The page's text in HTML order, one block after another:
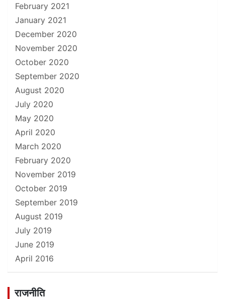
February 2021
January 2021
December 2020
November 2020
October 2020
September 2020
August 2020
July 2020
May 2020
April 2020
March 2020
February 2020
November 2019
October 2019
September 2019
August 2019
July 2019
June 2019
April 2016
राजनीति